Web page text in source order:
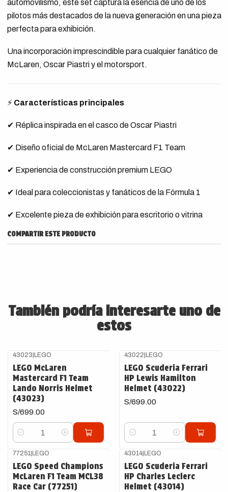
automovilismo, este set captura la esencia de uno de los
pilotos más destacados de la nueva generación en una pieza
perfecta para exhibición.
Una incorporación imprescindible para cualquier fanático de
McLaren, Oscar Piastri y el motorsport.
⚡ Características principales
✔ Réplica inspirada en el casco de Oscar Piastri
✔ Diseño oficial de McLaren Mastercard F1 Team
✔ Experiencia de construcción premium LEGO
✔ Ideal para coleccionistas y fanáticos de la Fórmula 1
✔ Excelente pieza de exhibición para escritorio o vitrina
COMPARTIR ESTE PRODUCTO
También podría interesarte uno de
estos
43023|LEGO
LEGO McLaren
Mastercard F1 Team
Lando Norris Helmet
(43023)
S/699.00
Cantidad
43022|LEGO
LEGO Scuderia Ferrari
HP Lewis Hamilton
Helmet (43022)
S/699.00
Cantidad
77251 |LEGO
LEGO Speed Champions
McLaren F1 Team MCL38
Race Car (77251)
43014|LEGO
LEGO Scuderia Ferrari
HP Charles Leclerc
Helmet (43014)